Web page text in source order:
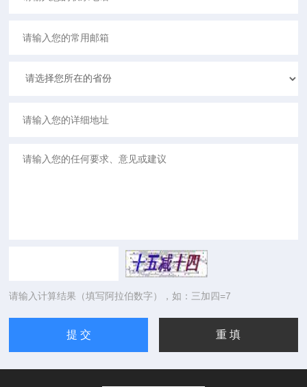
请输入计算结果（填写阿拉伯数字），如：三加四=7